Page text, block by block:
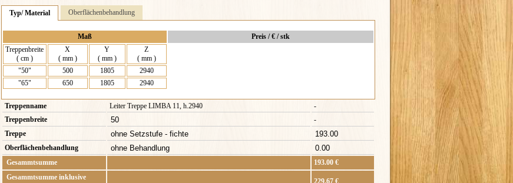
Typ/ Material Oberflächenbehandlung
Maß
Preis / € / stk
Treppenbreite
( cm )
X
( mm )
Y
( mm )
Z
( mm )
"50"
500 1805
2940
"65"
650 1805 2940
Treppenname Leiter Treppe LIMBA 11, h.2940
-
Treppenbreite
-
Treppe
Oberflächenbehandlung
Gesammtsumme
193.00€
Gesammtsumme inklusive
229.67€